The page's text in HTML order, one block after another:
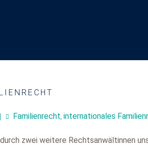
Familienrecht, internationales
durch zwei weitere Rechtsanwältinnen